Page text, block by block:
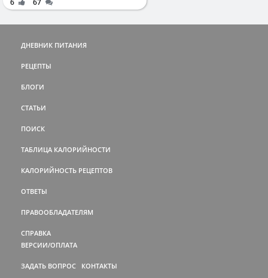
6 67
ДНЕВНИК ПИТАНИЯ
РЕЦЕПТЫ
БЛОГИ
СТАТЬИ
ПОИСК
ТАБЛИЦА КАЛОРИЙНОСТИ
КАЛОРИЙНОСТЬ РЕЦЕПТОВ
ОТВЕТЫ
ПРАВООБЛАДАТЕЛЯМ
СПРАВКА
ВЕРСИИ/ОПЛАТА
ЗАДАТЬ ВОПРОС КОНТАКТЫ